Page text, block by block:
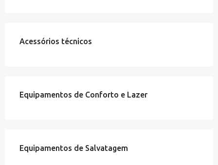
Acessórios técnicos
Equipamentos de Conforto e Lazer
Equipamentos de Salvatagem